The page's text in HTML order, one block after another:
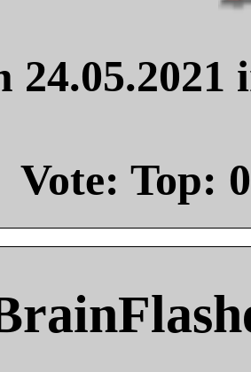
Vote: Top: 0